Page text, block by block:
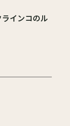
インコのル